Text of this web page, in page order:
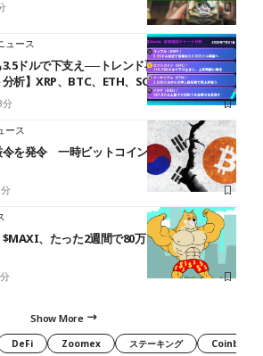
ュース
ドルで下支え──トレンド再開を見極める局
析】XRP、BTC、ETH、SOL
分
ース
を発令 一時ビットコイン20％超下落｜仮
、たった2週間で80万ドル集めた理由と
Show More
DeFi Zoomex ステーキング Coinbase